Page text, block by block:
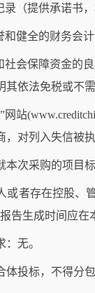
（提供承诺书，
和健全的财务会
社会保障资金的
其依法免税或不
站
，对列入失信被执
本次采购的项目
或者存在控股、
告生成时间应在
无。
体投标，不得分